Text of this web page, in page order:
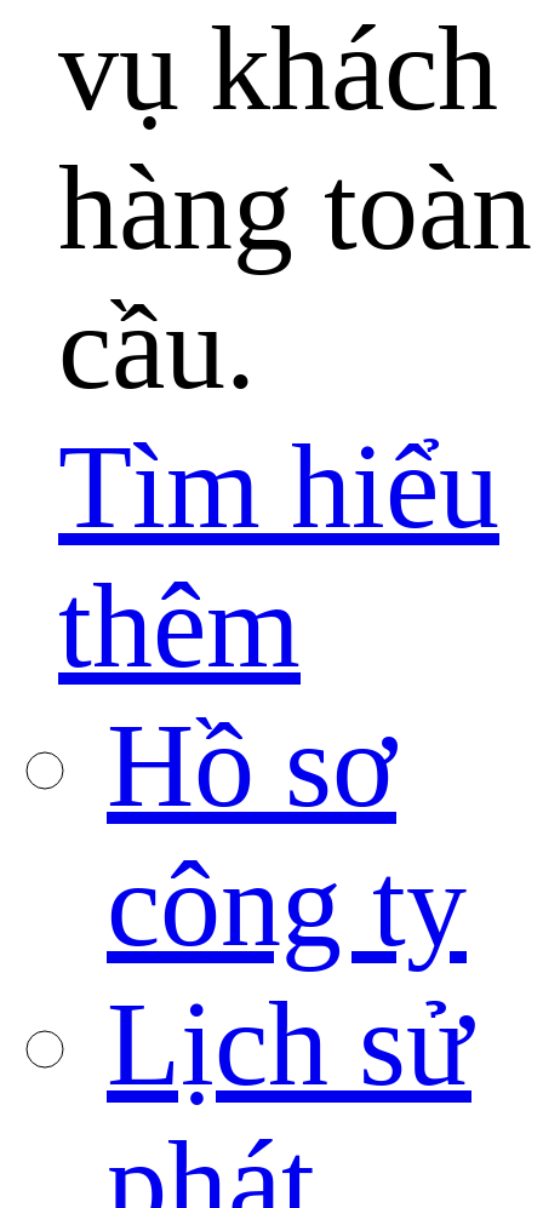
vụ khách
hàng toàn
cầu.
Tìm hiểu
thêm
Hồ sơ
công ty
Lịch sử